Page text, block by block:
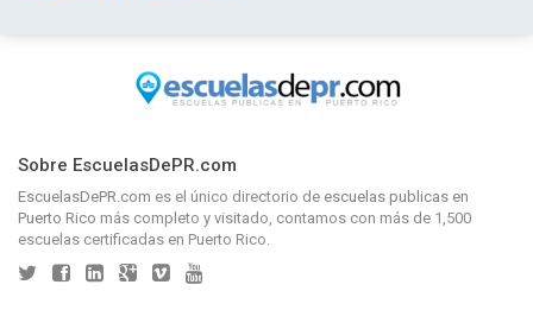
Sobre EscuelasDePR.com
EscuelasDePR.com es el único directorio de escuelas publicas en
Puerto Rico más completo y visitado, contamos con más de 1,500
escuelas certificadas en Puerto Rico.